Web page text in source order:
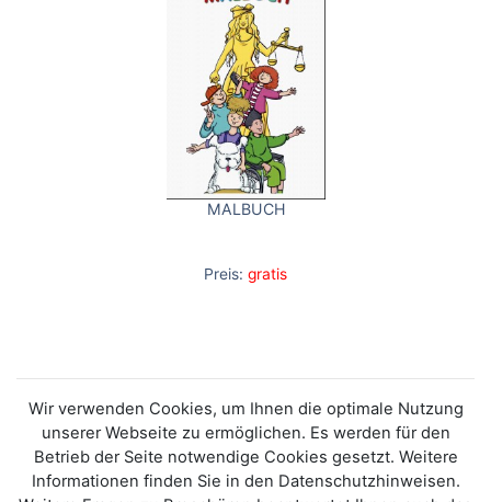
MALBUCH
Preis: gratis
Wir verwenden Cookies, um Ihnen die optimale Nutzung
unserer Webseite zu ermöglichen. Es werden für den
Betrieb der Seite notwendige Cookies gesetzt. Weitere
Informationen finden Sie in den Datenschutzhinweisen.